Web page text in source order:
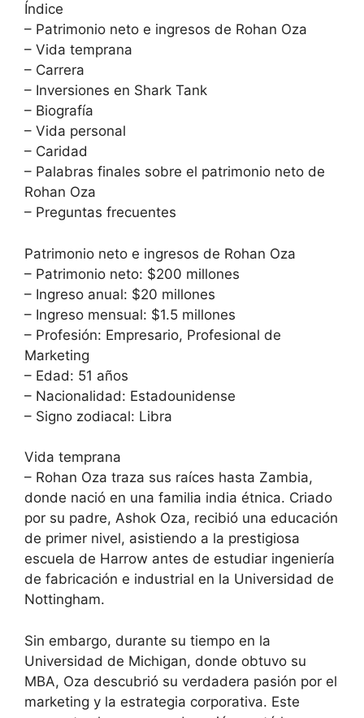
Índice
– Patrimonio neto e ingresos de Rohan Oza
– Vida temprana
– Carrera
– Inversiones en Shark Tank
– Biografía
– Vida personal
– Caridad
– Palabras finales sobre el patrimonio neto de
Rohan Oza
– Preguntas frecuentes
Patrimonio neto e ingresos de Rohan Oza
– Patrimonio neto: $200 millones
– Ingreso anual: $20 millones
– Ingreso mensual: $1.5 millones
– Profesión: Empresario, Profesional de
Marketing
– Edad: 51 años
– Nacionalidad: Estadounidense
– Signo zodiacal: Libra
Vida temprana
– Rohan Oza traza sus raíces hasta Zambia,
donde nació en una familia india étnica. Criado
por su padre, Ashok Oza, recibió una educación
de primer nivel, asistiendo a la prestigiosa
escuela de Harrow antes de estudiar ingeniería
de fabricación e industrial en la Universidad de
Nottingham.
Sin embargo, durante su tiempo en la
Universidad de Michigan, donde obtuvo su
MBA, Oza descubrió su verdadera pasión por el
marketing y la estrategia corporativa. Este